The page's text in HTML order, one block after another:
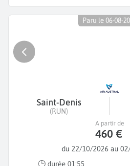
Paru le 06-08-
Saint-Denis
(RUN)
du 22/10/2026 au
durée 01:55
A partir de
460 €